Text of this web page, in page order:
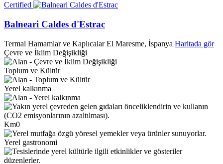
Certified
Balneari Caldes d'Estrac
Termal Hamamlar ve Kaplıcalar El Maresme, İspanya Haritada gör
Çevre ve İklim Değişikliği
Toplum ve Kültür
Yerel kalkınma
Km0
Yerel gastronomi